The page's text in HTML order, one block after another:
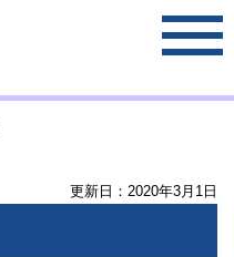
更新日： 2020年3 月 1 日